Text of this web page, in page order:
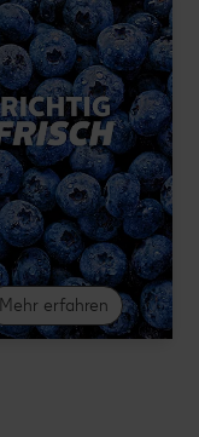
Mehr erfahren